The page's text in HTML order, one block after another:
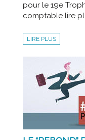
pour le 19e
comptable lire
LIRE PLUS